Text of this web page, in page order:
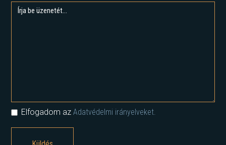
Elfogadom azAdatvédelmi irányelveket.